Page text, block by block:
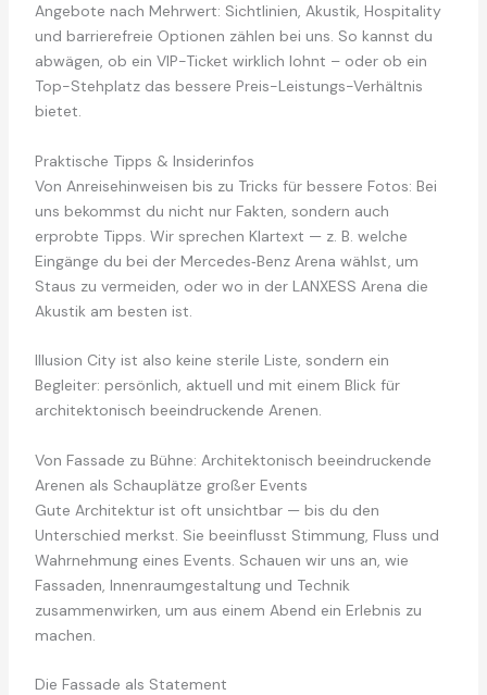
Angebote nach Mehrwert: Sichtlinien, Akustik, Hospitality
und barrierefreie Optionen zählen bei uns. So kannst du
abwägen, ob ein VIP-Ticket wirklich lohnt – oder ob ein
Top-Stehplatz das bessere Preis-Leistungs-Verhältnis
bietet.
Praktische Tipps & Insiderinfos
Von Anreisehinweisen bis zu Tricks für bessere Fotos: Bei
uns bekommst du nicht nur Fakten, sondern auch
erprobte Tipps. Wir sprechen Klartext — z. B. welche
Eingänge du bei der Mercedes‑Benz Arena wählst, um
Staus zu vermeiden, oder wo in der LANXESS Arena die
Akustik am besten ist.
Illusion City ist also keine sterile Liste, sondern ein
Begleiter: persönlich, aktuell und mit einem Blick für
architektonisch beeindruckende Arenen.
Von Fassade zu Bühne: Architektonisch beeindruckende
Arenen als Schauplätze großer Events
Gute Architektur ist oft unsichtbar — bis du den
Unterschied merkst. Sie beeinflusst Stimmung, Fluss und
Wahrnehmung eines Events. Schauen wir uns an, wie
Fassaden, Innenraumgestaltung und Technik
zusammenwirken, um aus einem Abend ein Erlebnis zu
machen.
Die Fassade als Statement